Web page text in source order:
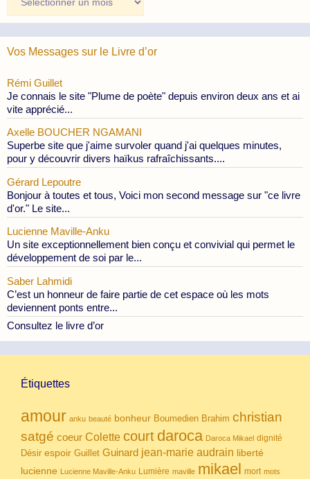
des
Publications
Vos Messages sur le Livre d’or
Rémi Guillet
Je connais le site "Plume de poète" depuis environ deux ans et ai
vite apprécié...
Axelle BOUCHER NGAMANI
Superbe site que j'aime survoler quand j'ai quelques minutes,
pour y découvrir divers haïkus rafraîchissants....
Gérard Lepoutre
Bonjour à toutes et tous, Voici mon second message sur "ce livre
d'or." Le site...
Lucienne Maville-Anku
Un site exceptionnellement bien conçu et convivial qui permet le
développement de soi par le...
Saber Lahmidi
C’est un honneur de faire partie de cet espace où les mots
deviennent ponts entre...
Consultez le livre d’or
Étiquettes
amour anku beauté bonheur Boumedien Brahim christian
satgé coeur Colette court daroca Daroca Mikael dignité
Désir espoir Guillet Guinard jean-marie audrain liberté
lucienne Lucienne Maville-Anku Lumière maville mikael mort mots